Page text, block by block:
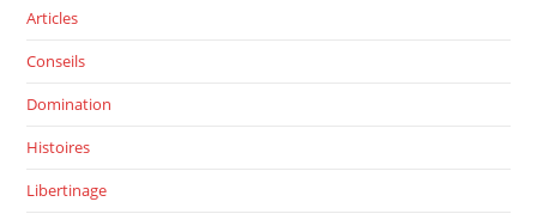
Articles
Conseils
Domination
Histoires
Libertinage